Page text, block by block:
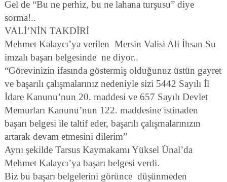
Gel de “Bu ne perhiz, bu ne lahana turşusu” diye
sorma!..
VALİ’NİN TAKDİRİ
Mehmet Kalaycı’ya verilen Mersin Valisi Ali İhsan Su
imzalı başarı belgesinde ne diyor..
“Görevinizin ifasında göstermiş olduğunuz üstün gayret
ve başarılı çalışmalarınız nedeniyle sizi 5442 Sayılı İl
İdare Kanunu’nun 20. maddesi ve 657 Sayılı Devlet
Memurları Kanunu’nun 122. maddesine istinaden
başarı belgesi ile taltif eder, başarılı çalışmalarınızın
artarak devam etmesini dilerim”
Aynı şekilde Tarsus Kaymakamı Yüksel Ünal’da
Mehmet Kalaycı’ya başarı belgesi verdi.
Biz bu başarı belgelerini görünce düşünmeden